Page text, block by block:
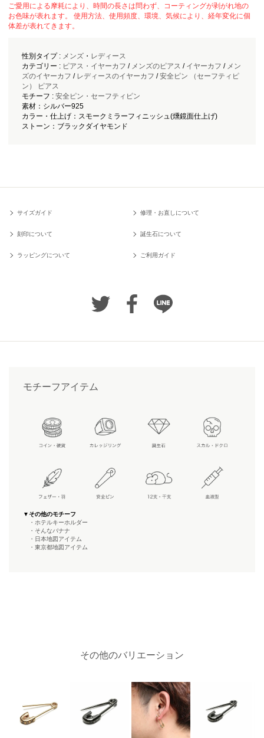
ご愛用による摩耗により、時間の長さは問わず、コーティングが剥がれ地の
お色味が表れます。 使用方法、使用頻度、環境、気候により、経年変化に個
体差が表れてきます。
性別タイプ : メンズ・ レディース
カテゴリー : ピアス・イヤーカフ / メンズのピアス / イヤーカフ / メン
ズのイヤーカフ / レディースのイヤーカフ /安全ピン （セーフティピ
ン） ピアス
モチーフ : 安全ピン・セーフティピン
素材：シルバー925
カラー・仕上げ：スモークミラーフィニッシュ(燻鏡面仕上げ)
ストーン：ブラックダイヤモンド
サイズガイド 修理・お直しについて
刻印について 誕生石について
ラッピングについて ご利用ガイド
モチーフアイテム
▼その他のモチーフ
・ホテルキーホルダー
・そんなバナナ
・日本地図アイテム
・東京都地図アイテム
その他のバリエーション